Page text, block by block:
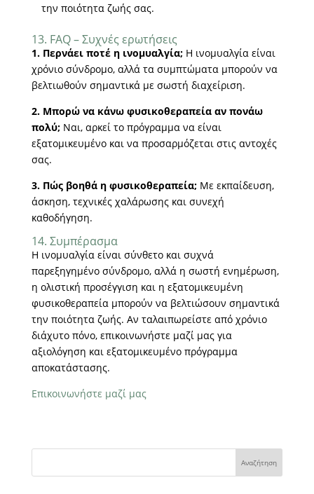
την ποιότητα ζωής σας.
13. FAQ – Συχνές ερωτήσεις
1. Περνάει ποτέ η ινομυαλγία;Η ινομυαλγία είναι
χρόνιο σύνδρομο, αλλά τα συμπτώματα μπορούν να
βελτιωθούν σημαντικά με σωστή διαχείριση.
2. Μπορώ να κάνω φυσικοθεραπεία αν πονάω
πολύ;Ναι, αρκεί το πρόγραμμα να είναι
εξατομικευμένο και να προσαρμόζεται στις αντοχές
σας.
3. Πώς βοηθά η φυσικοθεραπεία;Με εκπαίδευση,
άσκηση, τεχνικές χαλάρωσης και συνεχή
καθοδήγηση.
14. Συμπέρασμα
Η ινομυαλγία είναι σύνθετο και συχνά
παρεξηγημένο σύνδρομο, αλλά η σωστή ενημέρωση,
η ολιστική προσέγγιση και η εξατομικευμένη
φυσικοθεραπεία μπορούν να βελτιώσουν σημαντικά
την ποιότητα ζωής. Αν ταλαιπωρείστε από χρόνιο
διάχυτο πόνο, επικοινωνήστε μαζί μας για
αξιολόγηση και εξατομικευμένο πρόγραμμα
αποκατάστασης.
Επικοινωνήστε μαζί μας